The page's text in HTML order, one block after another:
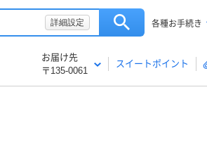
詳細設定 各種お手続き
お届け先
〒135-0061
スイートポイント